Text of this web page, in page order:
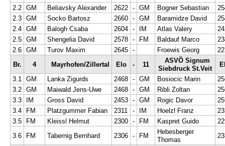
2.2 GM Beliavsky Alexander 2622 - GM Bogner Sebastian
2.3 GM Socko Bartosz 2660 - GM Baramidze David
2.4 GM Balogh Csaba 2604 - IM Atlas Valery
2.5 GM Shengelia David 2578 - FM Baldauf Marco
2.6 GM Turov Maxim 2645 - Froewis Georg
Br.
4 Mayrhofen/Zillertal Elo - 11
ASVÖ Signum
Siebdruck St.Veit
3.1 GM Lanka Zigurds 2468 - GM Bosiocic Marin
3.2 GM Maiwald Jens-Uwe 2468 - GM Ribli Zoltan
3.3
IM Gross David 2453 - GM Rogic Davor
3.4
FM Platzgummer Fabian 2311 - IM Hoelzl Franz
3.5
FM Kleissl Helmut 2300 - FM Kaspret Guido
3.6
FM Tabernig Bernhard 2306 - FM
Hebesberger
Thomas